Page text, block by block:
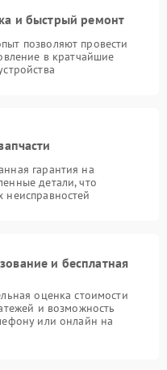
и быстрый ремонт
позволяют провести
в кратчайшие
гарантия на
детали, что
и бесплатная
оценка стоимости
и возможность
или онлайн на